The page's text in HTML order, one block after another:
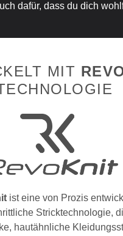
dafür, dass du dich
MIT
ist eine von Prozis
Stricktechnologie,
hautähnliche